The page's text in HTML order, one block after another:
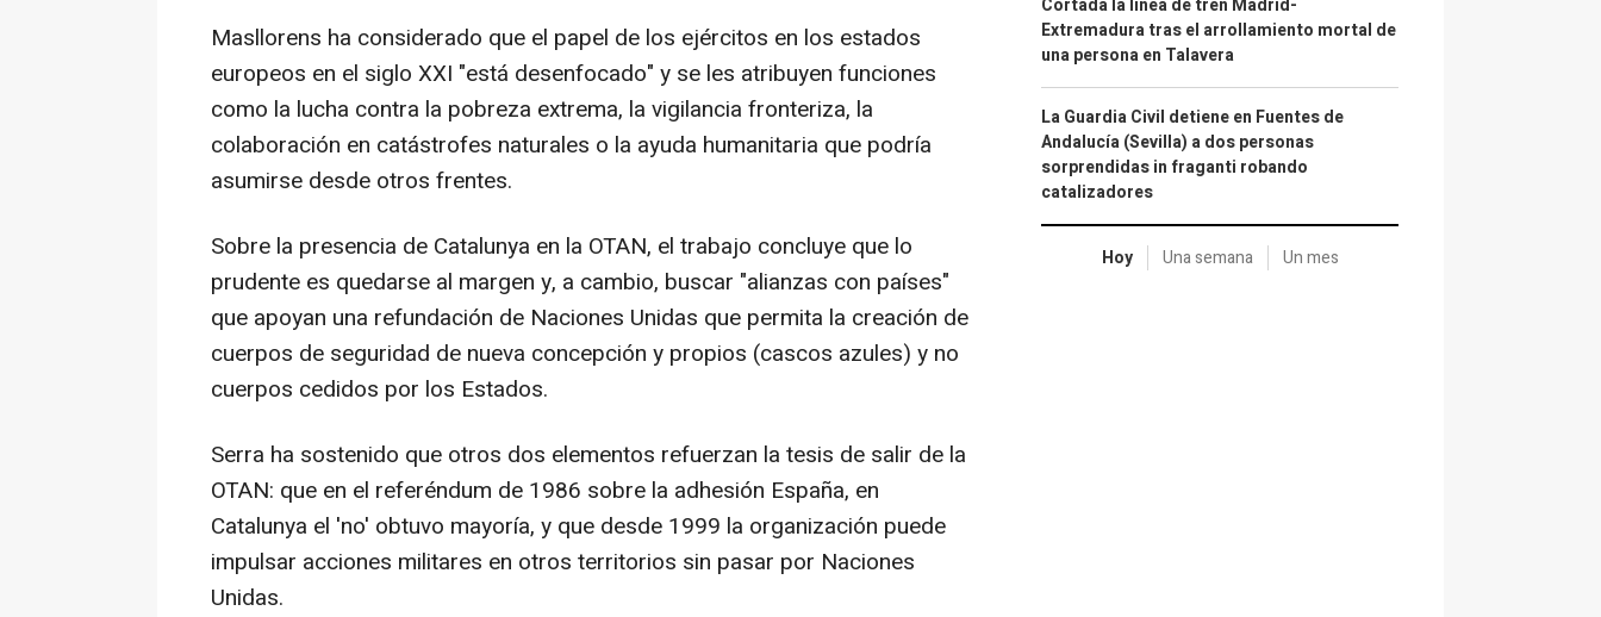
Masllorens ha considerado que el papel de los ejércitos en los estados
europeos en el siglo XXI "está desenfocado" y se les atribuyen funciones
como la lucha contra la pobreza extrema, la vigilancia fronteriza, la
colaboración en catástrofes naturales o la ayuda humanitaria que podría
asumirse desde otros frentes.
Sobre la presencia de Catalunya en la OTAN, el trabajo concluye que lo
prudente es quedarse al margen y, a cambio, buscar "alianzas con países"
que apoyan una refundación de Naciones Unidas que permita la creación de
cuerpos de seguridad de nueva concepción y propios (cascos azules) y no
cuerpos cedidos por los Estados.
Serra ha sostenido que otros dos elementos refuerzan la tesis de salir de la
OTAN: que en el referéndum de 1986 sobre la adhesión España, en
Catalunya el 'no' obtuvo mayoría, y que desde 1999 la organización puede
impulsar acciones militares en otros territorios sin pasar por Naciones
Unidas.
Cortada la línea de tren Madrid-
Extremadura tras el arrollamiento mortal de
una persona en Talavera
La Guardia Civil detiene en Fuentes de
Andalucía (Sevilla) a dos personas
sorprendidas in fraganti robando
catalizadores
Hoy Una semana Un mes